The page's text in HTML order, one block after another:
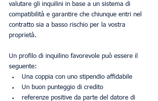
valutare gli inquilini in base a un sistema di
compatibilità e garantire che chiunque entri nel
contratto sia a basso rischio per la vostra
proprietà.
Un profilo di inquilino favorevole può essere il
seguente:
Una coppia con uno stipendio affidabile
Un buon punteggio di credito
referenze positive da parte del datore di